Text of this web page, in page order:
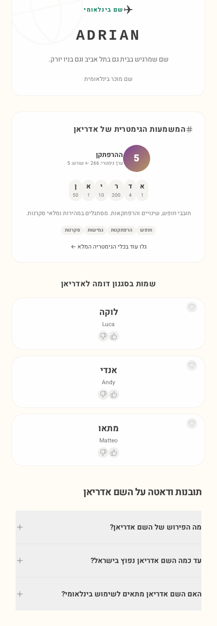
✈️שם בינלאומי
ADRIAN
שם שמרגיש בבית גם בתל אביב וגם בניו יורק.
שם מוכר בינלאומית
המשמעות הגימטרית של אדריאן
5 ההרפתקן
ערך גימטרי: 266 ← שורש: 5
א
1
ד
4
ר
200
י
10
א
1
ן
50
חובבי חופש, שינויים והרפתקאות. מסתגלים במהירות ומלאי סקרנות.
חופש הרפתקנות גמישות סקרנות
גלו עוד בכלי הגימטריה המלא ←
שמות בסגנון דומה לאדריאן
לוקה
Luca
אנדי
Andy
מתאו
Matteo
תובנות ודאטה על השםאדריאן
מה הפירוש של השם אדריאן?
עד כמה השם אדריאן נפוץ בישראל?
האם השם אדריאן מתאים לשימוש בינלאומי?